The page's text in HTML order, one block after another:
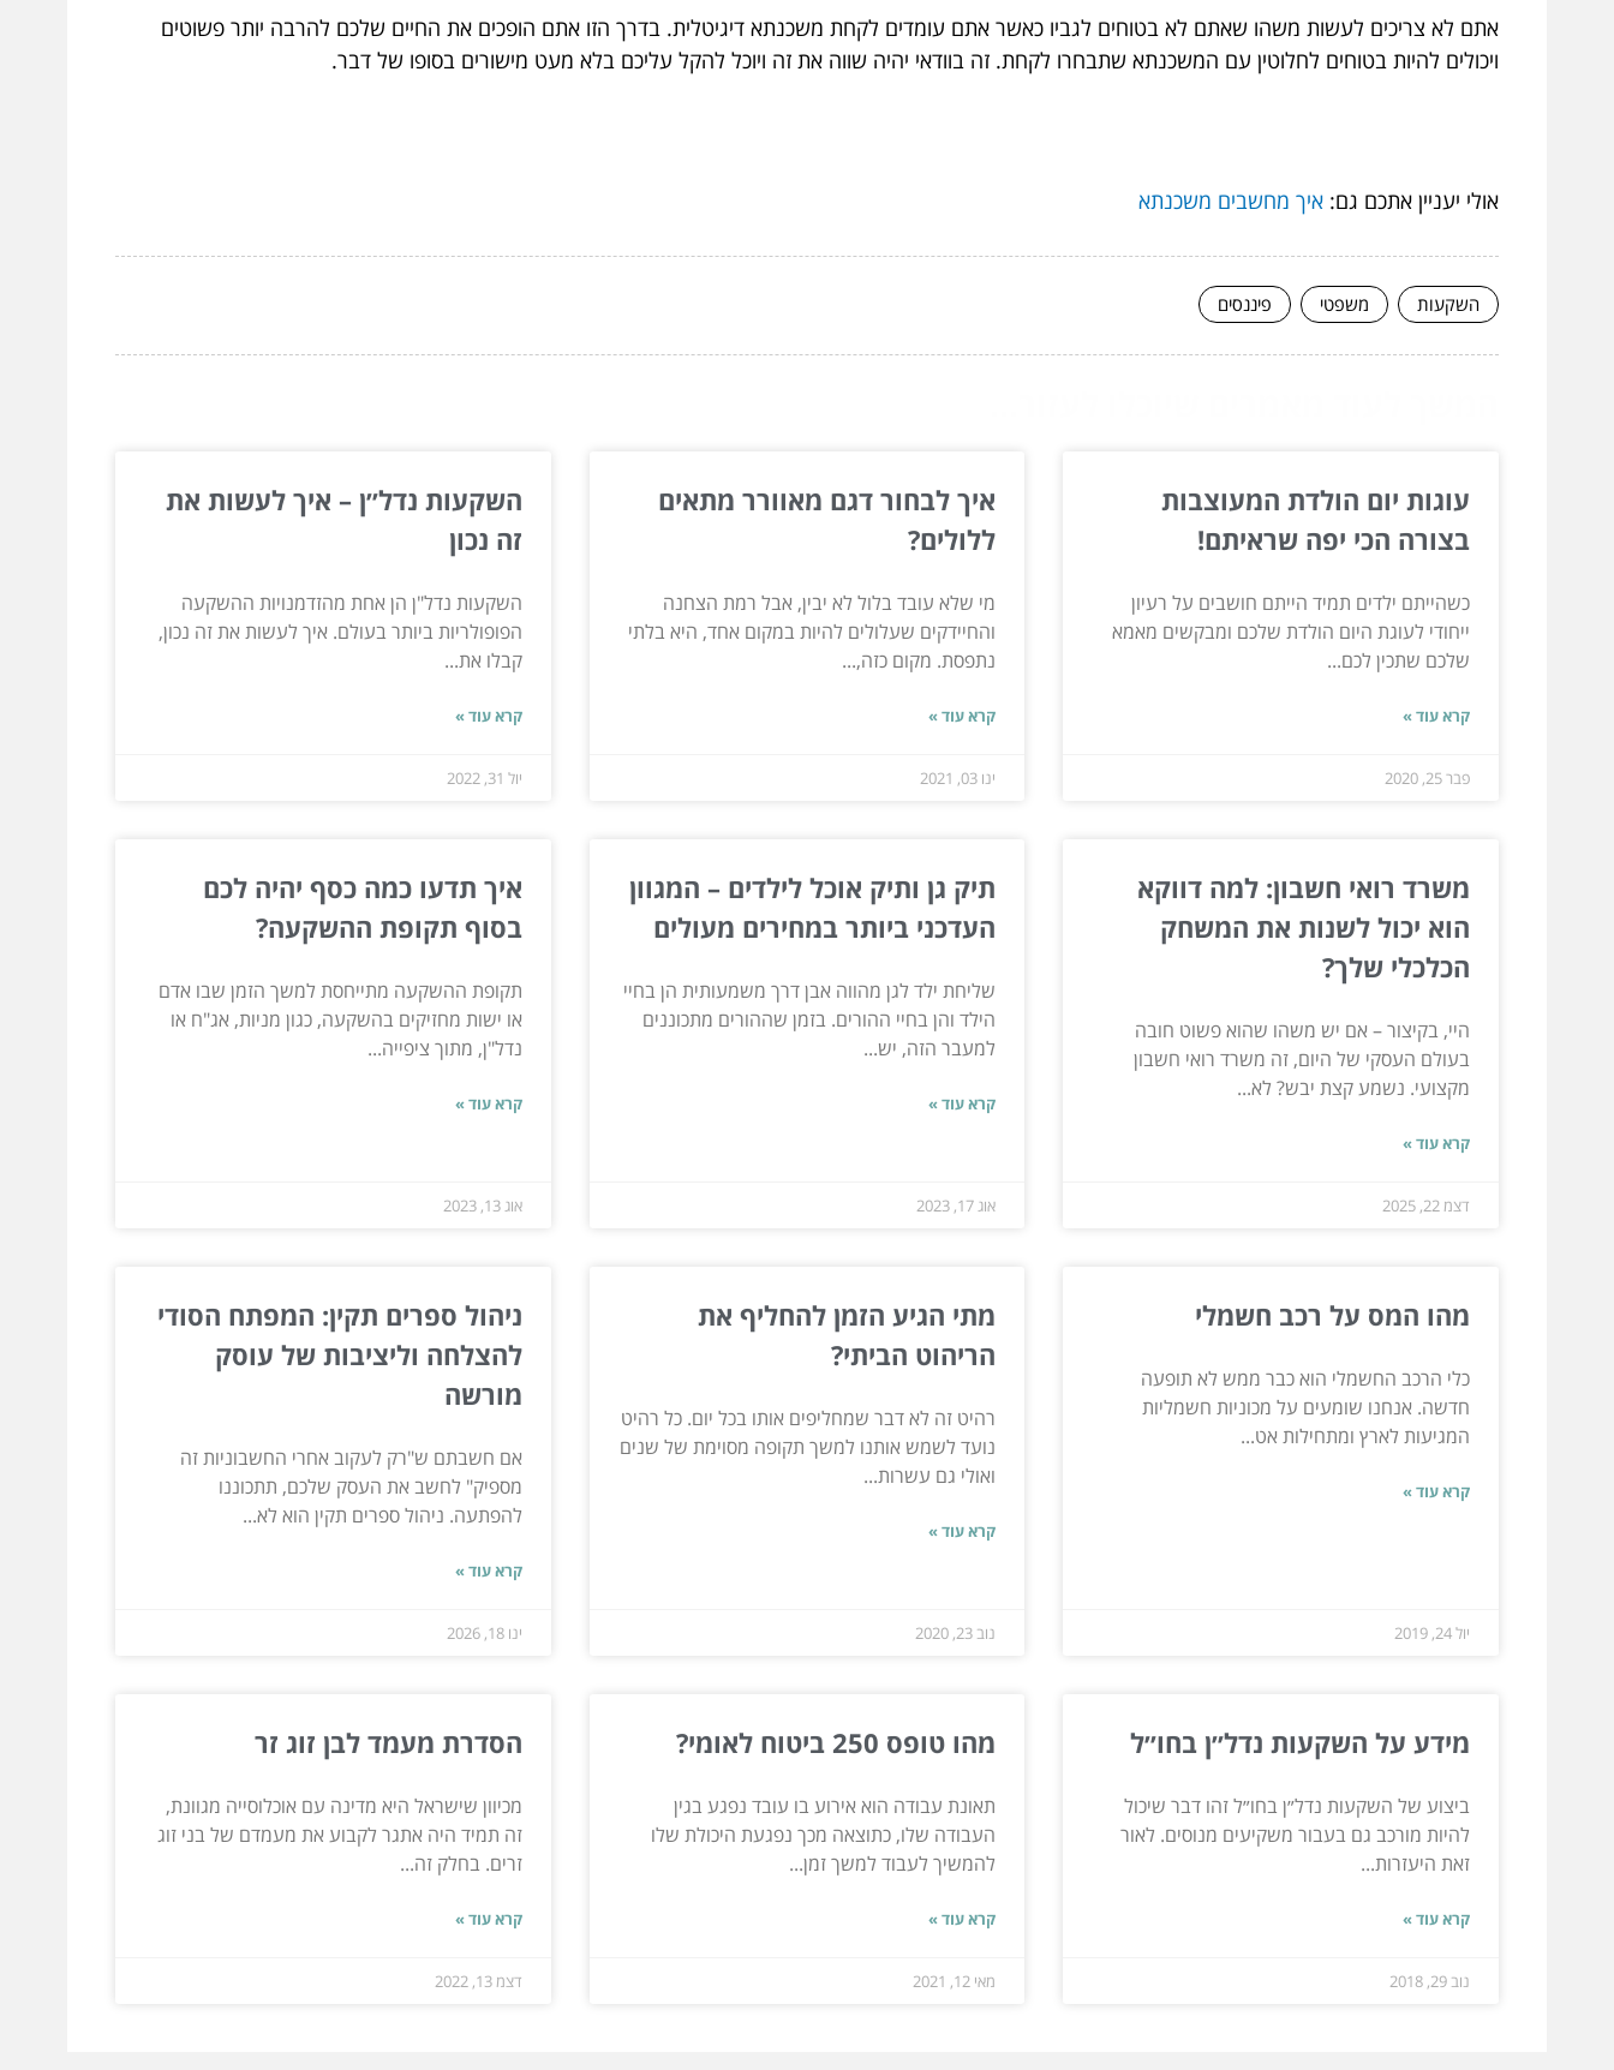
אתם לא צריכים לעשות משהו שאתם לא בטוחים לגביו כאשר אתם עומדים לקחת משכנתא דיגיטלית. בדרך הזו אתם הופכים את החיים שלכם להרבה יותר פשוטים
ויכולים להיות בטוחים לחלוטין עם המשכנתא שתבחרו לקחת. זה בוודאי יהיה שווה את זה ויוכל להקל עליכם בלא מעט מישורים בסופו של דבר.
אולי יעניין אתכם גם: איך מחשבים משכנתא
השקעות משפטי פיננסים
עוגות יום הולדת המעוצבות
בצורה הכי יפה שראיתם!
כשהייתם ילדים תמיד הייתם חושבים על רעיון
ייחודי לעוגת היום הולדת שלכם ומבקשים מאמא
שלכם שתכין לכם...
קרא עוד »
פבר 25, 2020
איך לבחור דגם מאוורר מתאים
ללולים?
מי שלא עובד בלול לא יבין, אבל רמת הצחנה
והחיידקים שעלולים להיות במקום אחד, היא בלתי
נתפסת. מקום כזה,...
קרא עוד »
ינו 03, 2021
השקעות נדל״ן – איך לעשות את
זה נכון
השקעות נדל"ן הן אחת מהזדמנויות ההשקעה
הפופולריות ביותר בעולם. איך לעשות את זה נכון,
קבלו את...
קרא עוד »
יול 31, 2022
משרד רואי חשבון: למה דווקא
הוא יכול לשנות את המשחק
הכלכלי שלך?
היי, בקיצור – אם יש משהו שהוא פשוט חובה
בעולם העסקי של היום, זה משרד רואי חשבון
מקצועי. נשמע קצת יבש? לא...
קרא עוד »
דצמ 22, 2025
תיק גן ותיק אוכל לילדים – המגוון
העדכני ביותר במחירים מעולים
שליחת ילד לגן מהווה אבן דרך משמעותית הן בחיי
הילד והן בחיי ההורים. בזמן שההורים מתכוננים
למעבר הזה, יש...
קרא עוד »
אוג 17, 2023
איך תדעו כמה כסף יהיה לכם
בסוף תקופת ההשקעה?
תקופת ההשקעה מתייחסת למשך הזמן שבו אדם
או ישות מחזיקים בהשקעה, כגון מניות, אג"ח או
נדל"ן, מתוך ציפייה...
קרא עוד »
אוג 13, 2023
מהו המס על רכב חשמלי
כלי הרכב החשמלי הוא כבר ממש לא תופעה
חדשה. אנחנו שומעים על מכוניות חשמליות
המגיעות לארץ ומתחילות אט...
קרא עוד »
יול 24, 2019
מתי הגיע הזמן להחליף את
הריהוט הביתי?
רהיט זה לא דבר שמחליפים אותו בכל יום. כל רהיט
נועד לשמש אותנו למשך תקופה מסוימת של שנים
ואולי גם עשרות...
קרא עוד »
נוב 23, 2020
ניהול ספרים תקין: המפתח הסודי
להצלחה וליציבות של עוסק
מורשה
אם חשבתם ש"רק לעקוב אחרי החשבוניות זה
מספיק" לחשב את העסק שלכם, תתכוננו
להפתעה. ניהול ספרים תקין הוא לא...
קרא עוד »
ינו 18, 2026
מידע על השקעות נדל״ן בחו״ל
ביצוע של השקעות נדל״ן בחו״ל זהו דבר שיכול
להיות מורכב גם בעבור משקיעים מנוסים. לאור
זאת היעזרות...
קרא עוד »
נוב 29, 2018
מהו טופס 250 ביטוח לאומי?
תאונת עבודה הוא אירוע בו עובד נפגע בגין
העבודה שלו, כתוצאה מכך נפגעת היכולת שלו
להמשיך לעבוד למשך זמן...
קרא עוד »
מאי 12, 2021
הסדרת מעמד לבן זוג זר
מכיוון שישראל היא מדינה עם אוכלוסייה מגוונת,
זה תמיד היה אתגר לקבוע את מעמדם של בני זוג
זרים. בחלק זה...
קרא עוד »
דצמ 13, 2022